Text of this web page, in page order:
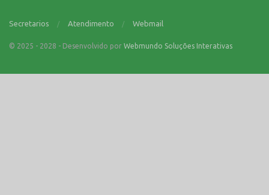
Secretarios Atendimento Webmail
© 2025 - 2028 - Desenvolvido por Webmundo Soluções Interativas